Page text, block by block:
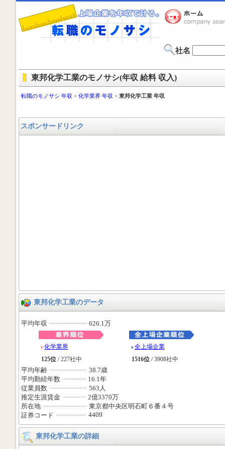
社名
東邦化学工業のモノサシ(年収 給料 収入)
転職のモノサシ 年収 > 化学業界 年収 > 東邦化学工業 年収
スポンサードリンク
東邦化学工業のデータ
平均年収 626.1万
化学業界
125位 / 227社中
全上場企業
1516位 / 3908社中
平均年齢
38.7歳
平均勤続年数
16.1年
従業員数
563人
推定生涯賃金
2億3370万
所在地
東京都中央区明石町６番４号
証券コード
4409
東邦化学工業の詳細